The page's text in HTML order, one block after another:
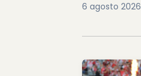
6 agosto 2026